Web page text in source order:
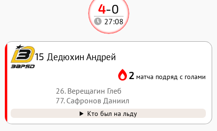
4-0
27:08
15 Дедюхин Андрей
2 матча подряд с голами
26. Верещагин Глеб
77. Сафронов Даниил
Кто был на льду